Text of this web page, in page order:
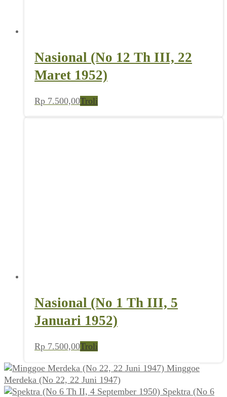
Nasional (No 12 Th III, 22
Maret 1952)
Rp 7.500,00Troli
Nasional (No 1 Th III, 5
Januari 1952)
Rp 7.500,00Troli
Minggoe
Merdeka (No 22, 22 Juni 1947)
Spektra (No 6